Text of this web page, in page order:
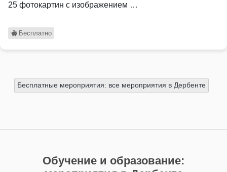
25 фотокартин с изображением …
Бесплатно
Бесплатные мероприятия: все мероприятия в Дербенте
Обучение и образование: